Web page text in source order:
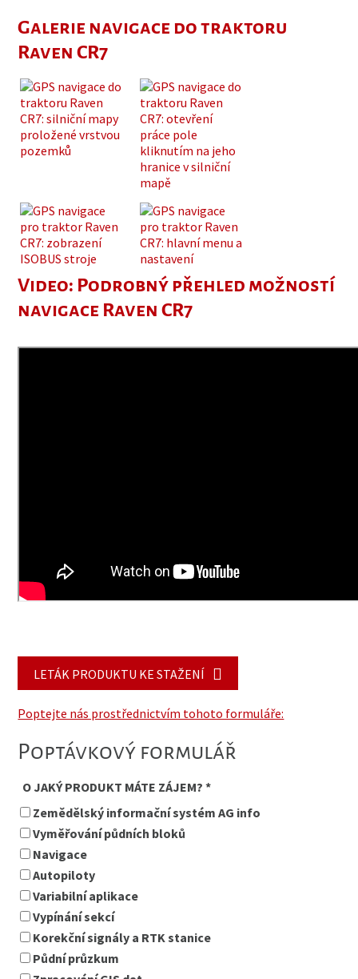
Galerie navigace do traktoru
Raven CR7
Video: Podrobný přehled možností
navigace Raven CR7
LETÁK PRODUKTU KE STAŽENÍ
Poptejte nás prostřednictvím tohoto formuláře:
Poptávkový formulář
O JAKÝ PRODUKT MÁTE ZÁJEM? *
Zemědělský informační systém AG info
Vyměřování půdních bloků
Navigace
Autopiloty
Variabilní aplikace
Vypínání sekcí
Korekční signály a RTK stanice
Půdní průzkum